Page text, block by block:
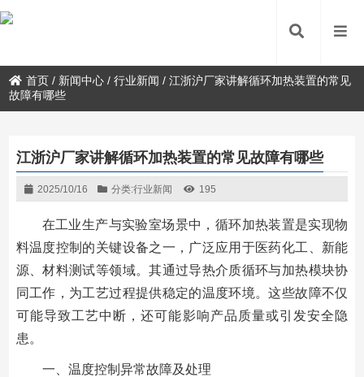
首页 / 新闻中心 /行业新闻 /江浙沪厂家讲解循环加热装置的常见
故障有哪些
江浙沪厂家讲解循环加热装置的常见故障有哪些
2025/10/16 分类:行业新闻 195
在工业生产与实验室场景中，循环加热装置是实现物
料温度控制的关键设备之一，广泛应用于医药化工、新能
源、材料测试等领域。其通过导热介质循环与加热模块协
同工作，为工艺过程提供稳定的温度环境。这些故障不仅
可能导致工艺中断，还可能影响产品质量或引发安全隐
患。
一、温度控制异常故障及处理